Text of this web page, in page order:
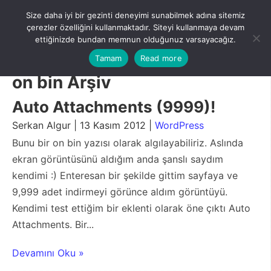
content
Menu
on bin Arşiv
Auto Attachments (9999)!
Serkan Algur | 13 Kasım 2012 | WordPress
Bunu bir on bin yazısı olarak algılayabiliriz. Aslında
ekran görüntüsünü aldığım anda şanslı saydım
kendimi :) Enteresan bir şekilde gittim sayfaya ve
9,999 adet indirmeyi görünce aldım görüntüyü.
Kendimi test ettiğim bir eklenti olarak öne çıktı Auto
Attachments. Bir...
Devamını Oku »
Size daha iyi bir gezinti deneyimi sunabilmek adına sitemiz
çerezler özelliğini kullanmaktadır. Siteyi kullanmaya devam
ettiğinizde bundan memnun olduğunuz varsayacağız.
Tamam
Read more